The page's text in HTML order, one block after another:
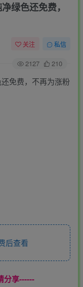
绿色还免费，
关注 私信
2127 210
免费，不再为涨粉
后查看
分享------